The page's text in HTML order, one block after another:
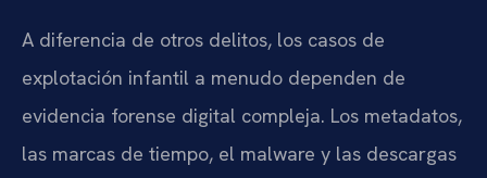
A diferencia de otros delitos, los casos de
explotación infantil a menudo dependen de
evidencia forense digital compleja. Los metadatos,
las marcas de tiempo, el malware y las descargas